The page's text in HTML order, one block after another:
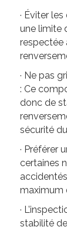
· Éviter
une limite
respectée
· Ne pas
: Ce
donc de
sécurité
· Préférer
certaines
maximum
·
stabilité